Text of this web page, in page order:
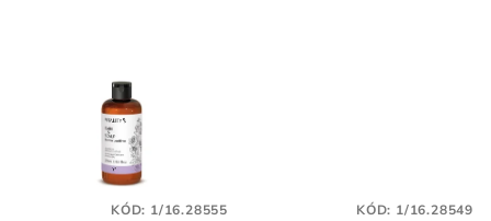
KÓD: 1/16.28555 KÓD: 1/16.28549